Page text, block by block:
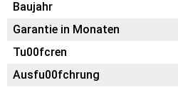
Baujahr
Garantie in Monaten
Tu00fcren
Ausfu00fchrung